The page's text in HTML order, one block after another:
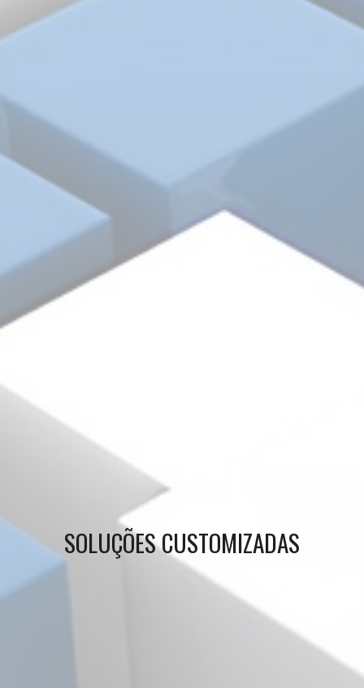
SOLUÇÕES CUSTOMIZADAS